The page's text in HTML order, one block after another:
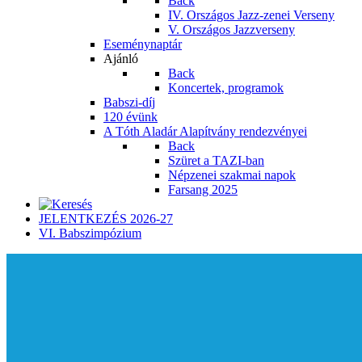
IV. Országos Jazz-zenei Verseny
V. Országos Jazzverseny
Eseménynaptár
Ajánló
Back
Koncertek, programok
Babszi-díj
120 évünk
A Tóth Aladár Alapítvány rendezvényei
Back
Szüret a TAZI-ban
Népzenei szakmai napok
Farsang 2025
JELENTKEZÉS 2026-27
VI. Babszimpózium